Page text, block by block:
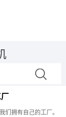
们拥有自己的工厂。